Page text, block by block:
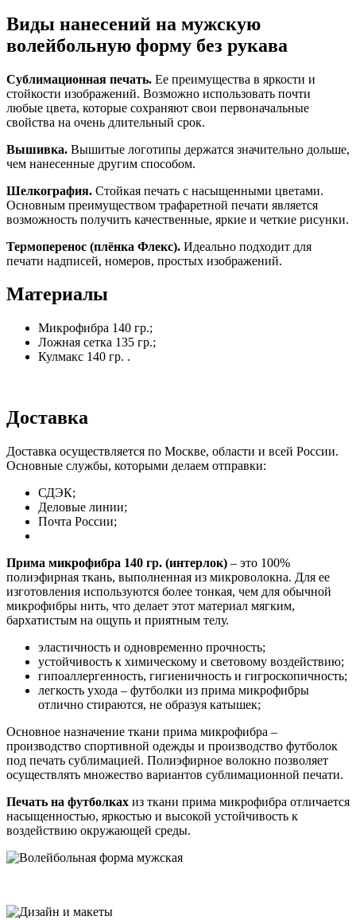
Виды нанесений на мужскую
волейбольную форму без рукава
Сублимационная печать. Ее преимущества в яркости и
стойкости изображений. Возможно использовать почти
любые цвета, которые сохраняют свои первоначальные
свойства на очень длительный срок.
Вышивка. Вышитые логотипы держатся значительно дольше,
чем нанесенные другим способом.
Шелкография. Стойкая печать с насыщенными цветами.
Основным преимуществом трафаретной печати является
возможность получить качественные, яркие и четкие рисунки.
Термоперенос (плёнка Флекс). Идеально подходит для
печати надписей, номеров, простых изображений.
Материалы
Микрофибра 140 гр.;
Ложная сетка 135 гр.;
Кулмакс 140 гр. .
Доставка
Доставка осуществляется по Москве, области и всей России.
Основные службы, которыми делаем отправки:
СДЭК;
Деловые линии;
Почта России;
Прима микрофибра 140 гр. (интерлок) – это 100%
полиэфирная ткань, выполненная из микроволокна. Для ее
изготовления используются более тонкая, чем для обычной
микрофибры нить, что делает этот материал мягким,
бархатистым на ощупь и приятным телу.
эластичность и одновременно прочность;
устойчивость к химическому и световому воздействию;
гипоаллергенность, гигиеничность и гигроскопичность;
легкость ухода – футболки из прима микрофибры
отлично стираются, не образуя катышек;
Основное назначение ткани прима микрофибра –
производство спортивной одежды и производство футболок
под печать сублимацией. Полиэфирное волокно позволяет
осуществлять множество вариантов сублимационной печати.
Печать на футболках из ткани прима микрофибра отличается
насыщенностью, яркостью и высокой устойчивость к
воздействию окружающей среды.